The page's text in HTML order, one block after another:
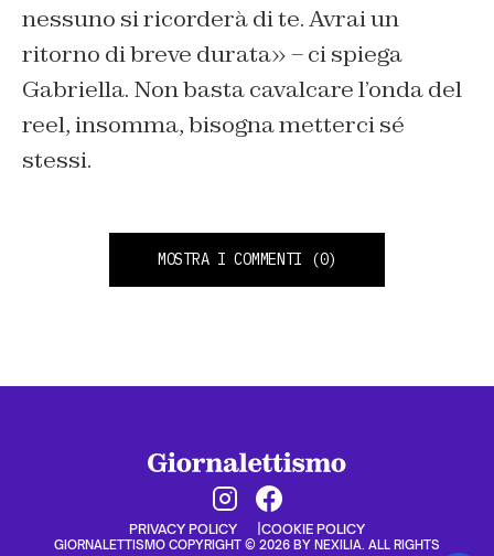
nessuno si ricorderà di te. Avrai un
ritorno di breve durata» – ci spiega
Gabriella. Non basta cavalcare l’onda del
reel, insomma, bisogna metterci sé
stessi.
MOSTRA I COMMENTI (0)
PRIVACY POLICY COOKIE POLICY
GIORNALETTISMO COPYRIGHT © 2026 BY NEXILIA. ALL RIGHTS